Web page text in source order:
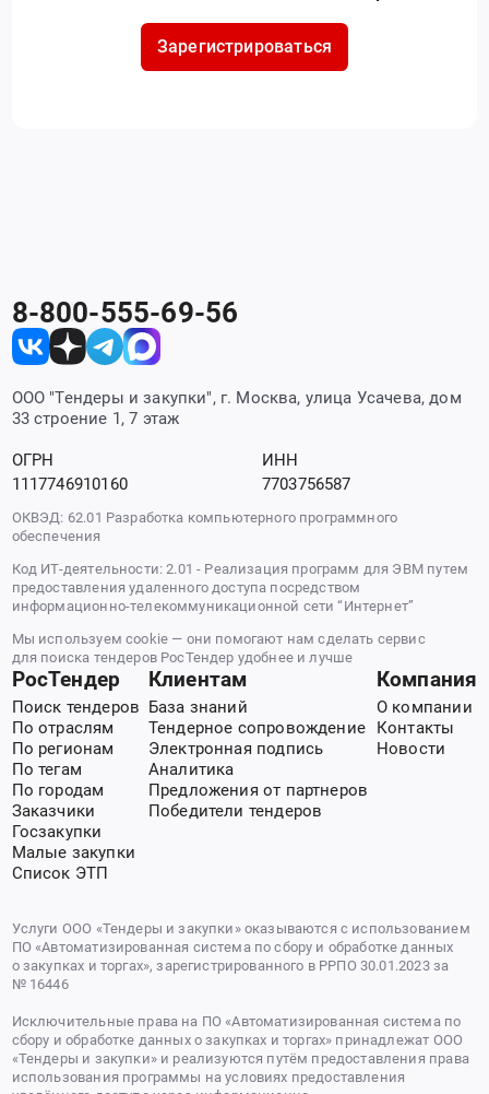
Зарегистрироваться
8-800-555-69-56
ООО "Тендеры и закупки", г. Москва, улица Усачева, дом
33 строение 1, 7 этаж
ОГРН
1117746910160
ИНН
7703756587
ОКВЭД: 62.01 Разработка компьютерного программного
обеспечения
Код ИТ-деятельности: 2.01 - Реализация программ для ЭВМ путем
предоставления удаленного доступа посредством
информационно-телекоммуникационной сети “Интернет”
Мы используем cookie — они помогают нам сделать сервис
для поиска тендеров РосТендер удобнее и лучше
РосТендер
Поиск тендеров
По отраслям
По регионам
По тегам
По городам
Заказчики
Госзакупки
Малые закупки
Список ЭТП
Клиентам
База знаний
Тендерное сопровождение
Электронная подпись
Аналитика
Предложения от партнеров
Победители тендеров
Компания
О компании
Контакты
Новости
Услуги ООО «Тендеры и закупки» оказываются с использованием
ПО «Автоматизированная система по сбору и обработке данных
о закупках и торгах», зарегистрированного в РРПО 30.01.2023 за
№ 16446
Исключительные права на ПО «Автоматизированная система по
сбору и обработке данных о закупках и торгах» принадлежат ООО
«Тендеры и закупки» и реализуются путём предоставления права
использования программы на условиях предоставления